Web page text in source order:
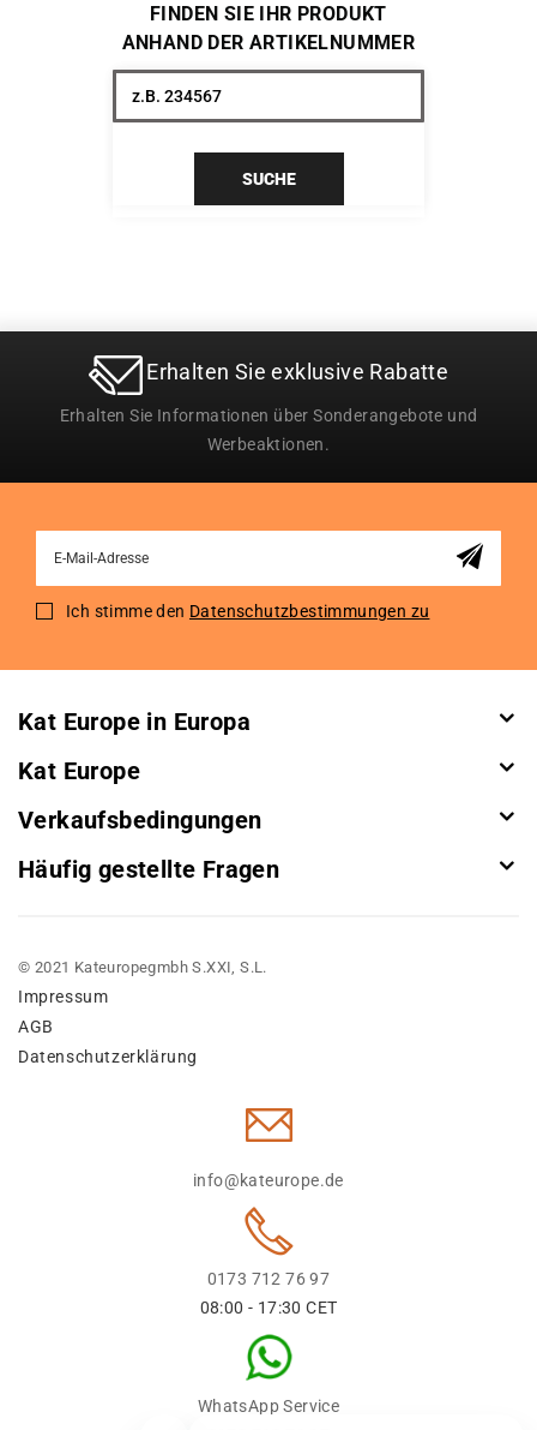
FINDEN SIE IHR PRODUKT
ANHAND DER ARTIKELNUMMER
SUCHE
Erhalten Sie exklusive Rabatte
Erhalten Sie Informationen über Sonderangebote und
Werbeaktionen.
for
Ich stimme den Datenschutzbestimmungen zu
Kat Europe in Europa
Kat Europe
Verkaufsbedingungen
Häufig gestellte Fragen
© 2021 Kateuropegmbh S.XXI, S.L.
Impressum
AGB
Datenschutzerklärung
info@kateurope.de
0173 712 76 97
08:00 - 17:30 CET
WhatsApp Service